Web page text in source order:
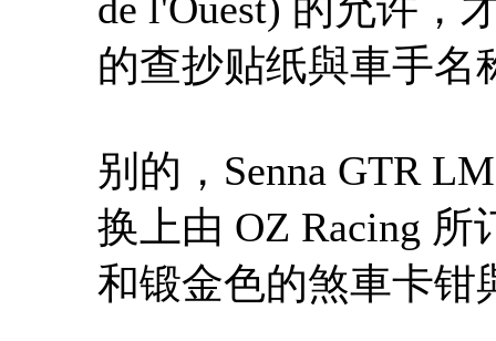
的查抄贴纸與車手名
别的，Senna GTR
换上由 OZ Racing
和锻金色的煞車卡钳